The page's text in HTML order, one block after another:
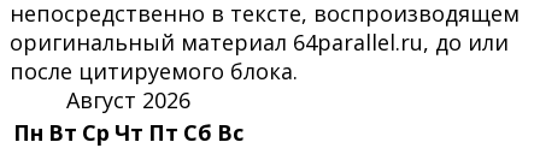
непосредственно в тексте, воспроизводящем
оригинальный материал 64parallel.ru, до или
после цитируемого блока.
Август 2026
Пн Вт Ср Чт Пт Сб Вс